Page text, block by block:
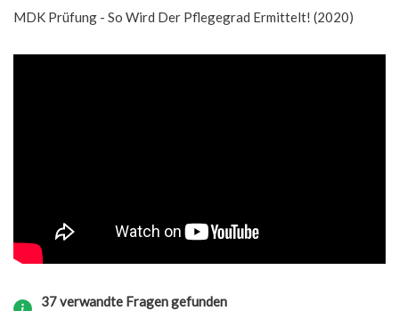
MDK Prüfung - So Wird Der Pflegegrad Ermittelt! (2020)
37 verwandte Fragen gefunden